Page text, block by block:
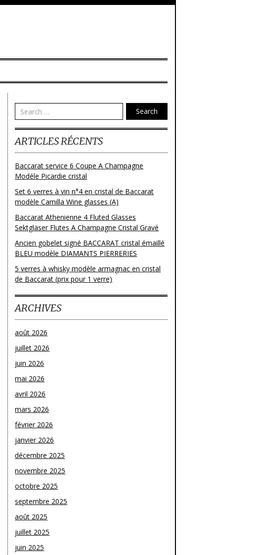
Search
ARTICLES RÉCENTS
Baccarat service 6 Coupe A Champagne
Modéle Picardie cristal
Set 6 verres à vin n°4 en cristal de Baccarat
modèle Camilla Wine glasses (A)
Baccarat Athenienne 4 Fluted Glasses
Sektgläser Flutes A Champagne Cristal Gravé
Ancien gobelet signé BACCARAT cristal émaillé
BLEU modèle DIAMANTS PIERRERIES
5 verres à whisky modèle armagnac en cristal
de Baccarat (prix pour 1 verre)
ARCHIVES
août 2026
juillet 2026
juin 2026
mai 2026
avril 2026
mars 2026
février 2026
janvier 2026
décembre 2025
novembre 2025
octobre 2025
septembre 2025
août 2025
juillet 2025
juin 2025